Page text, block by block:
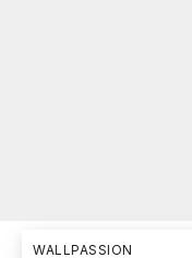
WALLPASSION